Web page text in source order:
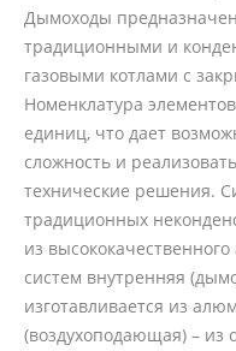
Дымоходы
традиционными и
газовыми котлами с
Номенклатура
единиц, что дает
сложность и
технические решения.
традиционных
из
систем внутренняя
изготавливается из
(воздухоподающая) – из